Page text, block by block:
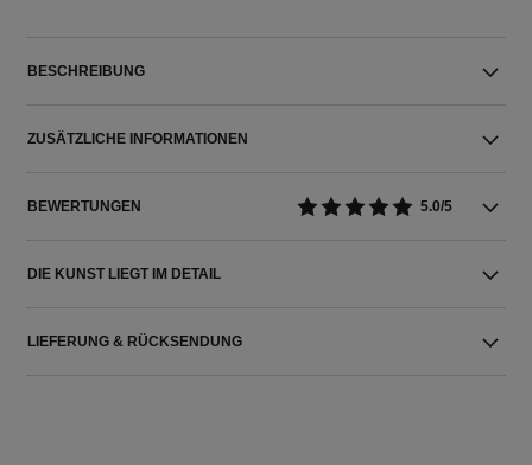
BESCHREIBUNG
ZUSÄTZLICHE INFORMATIONEN
BEWERTUNGEN 5.0/5
DIE KUNST LIEGT IM DETAIL
LIEFERUNG & RÜCKSENDUNG